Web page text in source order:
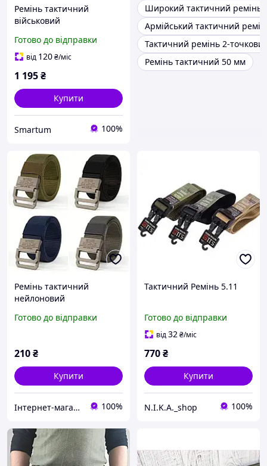
Ремінь тактичний
військовий
MOLLE подвійний L
Готово до відправки
від 120₴/міс
1 195₴
Купити
Smartum 100%
Широкий тактичний ремінь
Армійський тактичний
Тактичний ремінь 2-
Ремінь тактичний 50 мм
Ремінь тактичний
нейлоновий
Готово до відправки
210₴
Купити
Інтернет-магазин "Asti" 100%
Тактичний Ремінь 5.11
Готово до відправки
від32₴/міс
770₴
Купити
N.I.K.A._shop 100%